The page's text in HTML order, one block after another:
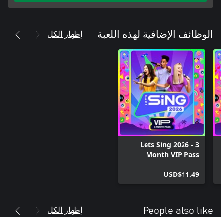
الوظائف الإضافية لهذه اللعبة إظهار الكل
Lets Sing 2026 - 3
Month VIP Pass
USD$11.49
People also like إظهار الكل